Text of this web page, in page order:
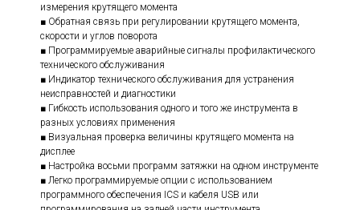
измерения крутящего момента
■ Обратная связь при регулировании крутящего момента,
скорости и углов поворота
■ Программируемые аварийные сигналы профилактического
технического обслуживания
■ Индикатор технического обслуживания для устранения
неисправностей и диагностики
■ Гибкость использования одного и того же инструмента в
разных условиях применения
■ Визуальная проверка величины крутящего момента на
дисплее
■ Настройка восьми программ затяжки на одном инструменте
■ Легко программируемые опции с использованием
программного обеспечения ICS и кабеля USB или